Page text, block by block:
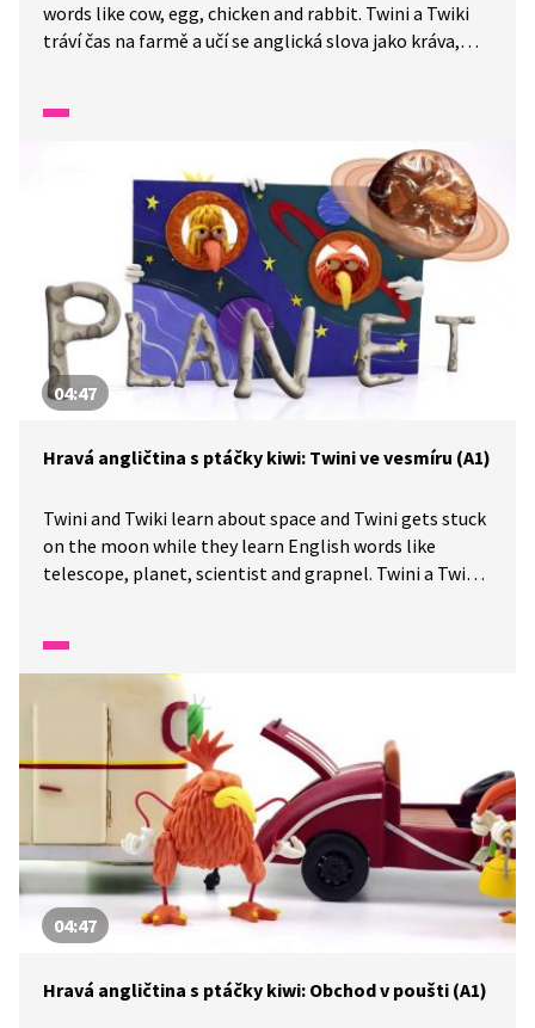
words like cow, egg, chicken and rabbit. Twini a Twiki
tráví čas na farmě a učí se anglická slova jako kráva,
04:47
Hravá angličtina s ptáčky kiwi: Twini ve vesmíru (A1)
Twini and Twiki learn about space and Twini gets stuck
on the moon while they learn English words like
telescope, planet, scientist and grapnel. Twini a Twiki
04:47
Hravá angličtina s ptáčky kiwi: Obchod v poušti (A1)